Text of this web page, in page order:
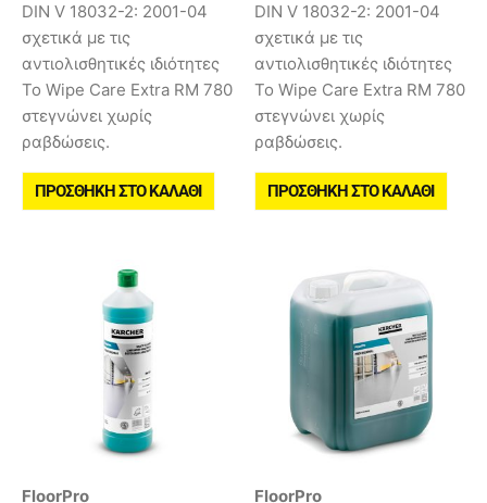
DIN V 18032-2: 2001-04
σχετικά με τις
αντιολισθητικές ιδιότητες
Το Wipe Care Extra RM 780
στεγνώνει χωρίς
ραβδώσεις.
ΠΡΟΣΘΉΚΗ ΣΤΟ ΚΑΛΆΘΙ
DIN V 18032-2: 2001-04
σχετικά με τις
αντιολισθητικές ιδιότητες
Το Wipe Care Extra RM 780
στεγνώνει χωρίς
ραβδώσεις.
ΠΡΟΣΘΉΚΗ ΣΤΟ ΚΑΛΆΘΙ
FloorPro
FloorPro